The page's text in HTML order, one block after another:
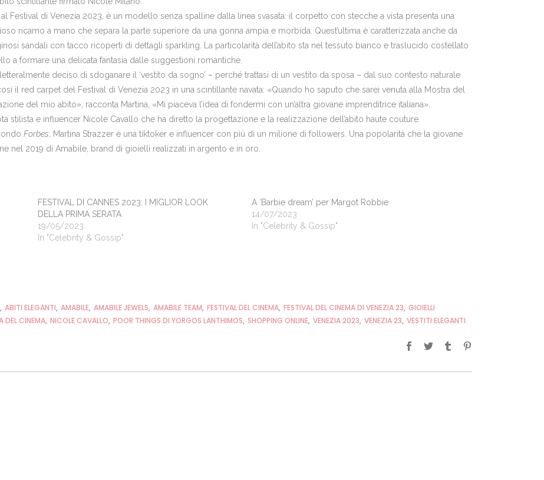
Festival di Venezia 2023, è un modello senza spalline dalla linea svasata: il corpetto con stecche a vista presenta una
ricamo a mano che separa la parte superiore da una gonna ampia e morbida. Quest’ultima è caratterizzata anche da
sandali con tacco ricoperti di dettagli sparkling. La particolarità dell’abito sta nel tessuto bianco e traslucido costellato
a formare una delicata fantasia dalle suggestioni romantiche.
deciso di sdoganare il ‘vestito da sogno’ – perché trattasi di un vestito da sposa – dal suo contesto naturale
il red carpet del Festival di Venezia 2023 in una scintillante navata: «Quando ho saputo che sarei venuta alla Mostra del
del mio abito», racconta Martina, «Mi piaceva l’idea di fondermi con un’altra giovane imprenditrice italiana».
stilista e influencer Nicole Cavallo che ha diretto la progettazione e la realizzazione dell’abito haute couture.
Forbes , Martina Strazzer è una tiktoker e influencer con più di un milione di followers. Una popolarità che la giovane
nel 2019 di Amabile, brand di gioielli realizzati in argento e in oro.
FESTIVAL DI CANNES 2023: I MIGLIOR LOOK
DELLA PRIMA SERATA
19/05/2023
In "Celebrity & Gossip"
A ‘Barbie dream’ per Margot Robbie
14/07/2023
In "Celebrity & Gossip"
, ABITI ELEGANTI, AMABILE, AMABILE JEWELS, AMABILE TEAM, FESTIVAL DEL CINEMA, FESTIVAL DEL CINEMA DI VENEZIA 23, GIOIELLI
DEL CINEMA, NICOLE CAVALLO, POOR THINGS DI YORGOS LANTHIMOS, SHOPPING ONLINE, VENEZIA 2023, VENEZIA 23, VESTITI ELEGANTI